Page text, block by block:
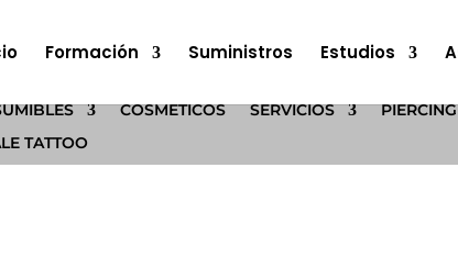
Formación Suministros Estudios
COSMÉTICOS SERVICIOS PIERCING
TATTOO